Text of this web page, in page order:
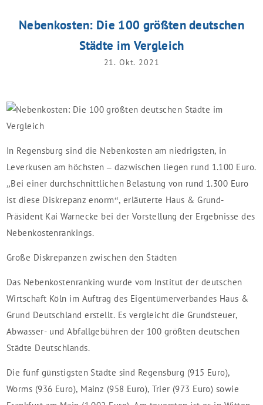
Nebenkosten: Die 100 größten deutschen
Städte im Vergleich
21. Okt. 2021
In Regensburg sind die Nebenkosten am niedrigsten, in
Leverkusen am höchsten – dazwischen liegen rund 1.100 Euro.
„Bei einer durchschnittlichen Belastung von rund 1.300 Euro
ist diese Diskrepanz enorm“, erläuterte Haus & Grund-
Präsident Kai Warnecke bei der Vorstellung der Ergebnisse des
Nebenkostenrankings.
Große Diskrepanzen zwischen den Städten
Das Nebenkostenranking wurde vom Institut der deutschen
Wirtschaft Köln im Auftrag des Eigentümerverbandes Haus &
Grund Deutschland erstellt. Es vergleicht die Grundsteuer,
Abwasser- und Abfallgebühren der 100 größten deutschen
Städte Deutschlands.
Die fünf günstigsten Städte sind Regensburg (915 Euro),
Worms (936 Euro), Mainz (958 Euro), Trier (973 Euro) sowie